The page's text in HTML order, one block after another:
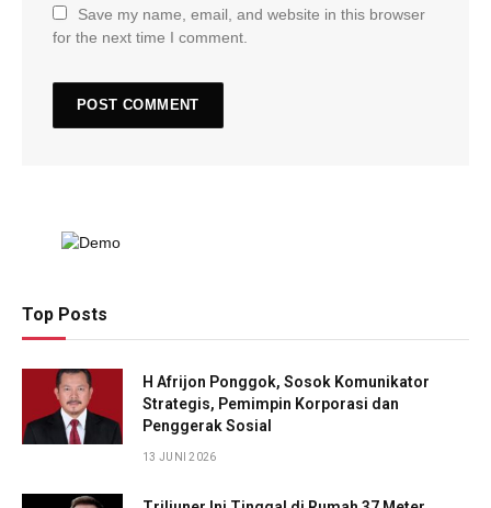
Save my name, email, and website in this browser
for the next time I comment.
Top Posts
H Afrijon Ponggok, Sosok Komunikator
Strategis, Pemimpin Korporasi dan
Penggerak Sosial
13 JUNI 2026